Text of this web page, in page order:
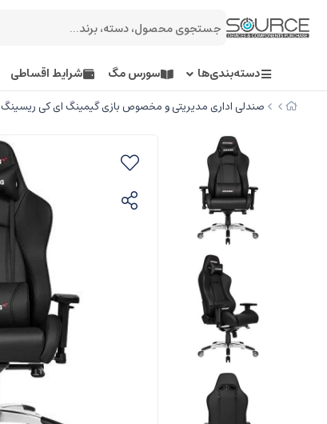
دسته‌بندی‌ها سورس مگ شرایط اقساطی
صندلی اداری مدیریتی و مخصوص بازی گیمینگ ای کی ریسینگ K700A-1 Masters Premium Black